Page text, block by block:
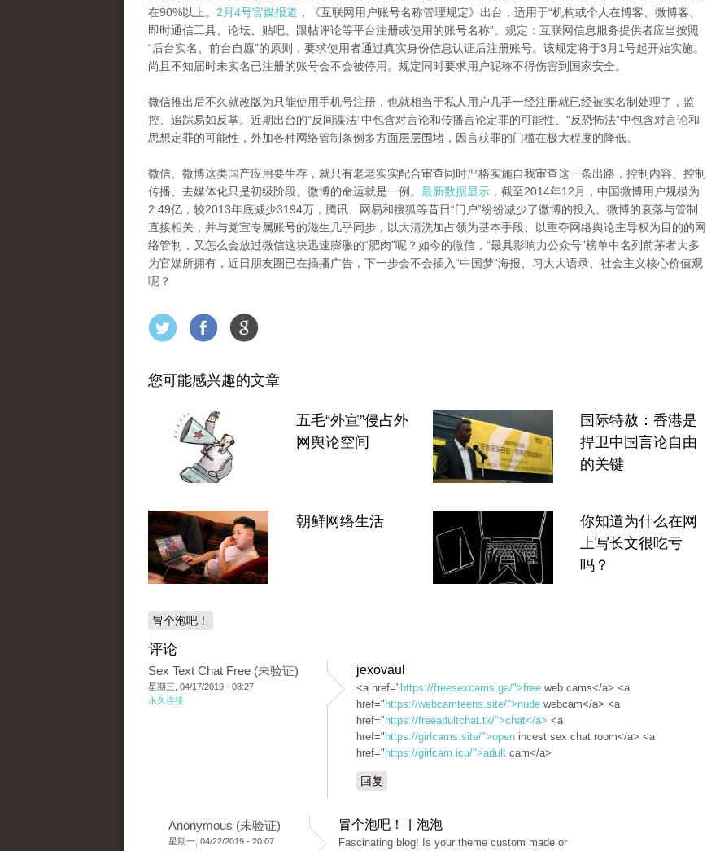
在90%以上。 2月4号官媒报道 ，《互联网用户账号名称管理规定》出台，适用于“机构或个人在博客、微博客、
即时通信工具、论坛、贴吧、跟帖评论等平台注册或使用的账号名称”。规定：互联网信息服务提供者应当按照
“后台实名、前台自愿”的原则，要求使用者通过真实身份信息认证后注册账号。该规定将于3月1号起开始实施。
尚且不知届时未实名已注册的账号会不会被停用。规定同时要求用户昵称不得伤害到国家安全。
微信推出后不久就改版为只能使用手机号注册，也就相当于私人用户几乎一经注册就已经被实名制处理了，监
控、追踪易如反掌。近期出台的“反间谍法”中包含对言论和传播言论定罪的可能性、“反恐怖法”中包含对言论和
思想定罪的可能性，外加各种网络管制条例多方面层层围堵，因言获罪的门槛在极大程度的降低。
微信、微博这类国产应用要生存，就只有老老实实配合审查同时严格实施自我审查这一条出路，控制内容、控制
传播、去媒体化只是初级阶段。微博的命运就是一例。 最新数据显示 ，截至2014年12月，中国微博用户规模为
2.49亿，较2013年底减少3194万，腾讯、网易和搜狐等昔日“门户”纷纷减少了微博的投入。微博的衰落与管制
直接相关，并与党宣专属账号的滋生几乎同步，以大清洗加占领为基本手段、以重夺网络舆论主导权为目的的网
络管制，又怎么会放过微信这块迅速膨胀的“肥肉”呢？如今的微信，“最具影响力公众号”榜单中名列前茅者大多
为官媒所拥有，近日朋友圈已在插播广告，下一步会不会插入“中国梦”海报、习大大语录、社会主义核心价值观
呢？
您可能感兴趣的文章
五毛“外宣”侵占外
网舆论空间
国际特赦：香港是
捍卫中国言论自由
的关键
朝鲜网络生活
你知道为什么在网
上写长文很吃亏
吗？
冒个泡吧！
评论
Sex Text Chat Free (未验证)
星期三, 04/17/2019 - 08:27
永久连接
jexovaul
<a href=" https://freesexcams.ga/">free web cams</a> <a
href=" https://webcamteens.site/">nude webcam</a> <a
href=" https://freeadultchat.tk/">chat</a> <a
href=" https://girlcams.site/">open incest sex chat room</a> <a
href=" https://girlcam.icu/">adult cam</a>
回复
Anonymous (未验证)
星期一, 04/22/2019 - 20:07
冒个泡吧！ | 泡泡
Fascinating blog! Is your theme custom made or